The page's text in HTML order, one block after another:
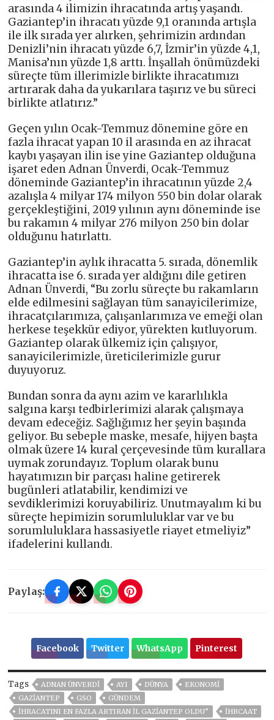
arasında 4 ilimizin ihracatında artış yaşandı.
Gaziantep’in ihracatı yüzde 9,1 oranında artışla
ile ilk sırada yer alırken, şehrimizin ardından
Denizli’nin ihracatı yüzde 6,7, İzmir’in yüzde 4,1,
Manisa’nın yüzde 1,8 arttı. İnşallah önümüzdeki
süreçte tüm illerimizle birlikte ihracatımızı
artırarak daha da yukarılara taşırız ve bu süreci
birlikte atlatırız.”
Geçen yılın Ocak-Temmuz dönemine göre en
fazla ihracat yapan 10 il arasında en az ihracat
kaybı yaşayan ilin ise yine Gaziantep olduğuna
işaret eden Adnan Ünverdi, Ocak-Temmuz
döneminde Gaziantep’in ihracatının yüzde 2,4
azalışla 4 milyar 174 milyon 550 bin dolar olarak
gerçekleştiğini, 2019 yılının aynı döneminde ise
bu rakamın 4 milyar 276 milyon 250 bin dolar
olduğunu hatırlattı.
Gaziantep’in aylık ihracatta 5. sırada, dönemlik
ihracatta ise 6. sırada yer aldığını dile getiren
Adnan Ünverdi, “Bu zorlu süreçte bu rakamların
elde edilmesini sağlayan tüm sanayicilerimize,
ihracatçılarımıza, çalışanlarımıza ve emeği olan
herkese teşekkür ediyor, yürekten kutluyorum.
Gaziantep olarak ülkemiz için çalışıyor,
sanayicilerimizle, üreticilerimizle gurur
duyuyoruz.
Bundan sonra da aynı azim ve kararlılıkla
salgına karşı tedbirlerimizi alarak çalışmaya
devam edeceğiz. Sağlığımız her şeyin başında
geliyor. Bu sebeple maske, mesafe, hijyen başta
olmak üzere 14 kural çerçevesinde tüm kurallara
uymak zorundayız. Toplum olarak bunu
hayatımızın bir parçası haline getirerek
bugünleri atlatabilir, kendimizi ve
sevdiklerimizi koruyabiliriz. Unutmayalım ki bu
süreçte hepimizin sorumluluklar var ve bu
sorumluluklara hassasiyetle riayet etmeliyiz”
ifadelerini kullandı.
Paylaş:
Facebook Twitter WhatsApp Pinterest
Tags ADNAN ÜNVERDİ AYI DÜNYA
EKONOMİ
GAZIANTEP
GSO
GÜNDEM
İHRACATINI EN FAZLA ARTIRAN İL GAZİANTEP OLDU”
İHRCAAT